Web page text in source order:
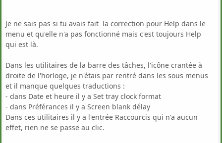
Je ne sais pas si tu avais fait la correction pour Help dans le
menu et qu'elle n'a pas fonctionné mais c'est toujours Help
qui est là.
Dans les utilitaires de la barre des tâches, l'icône crantée à
droite de l'horloge, je n'étais par rentré dans les sous menus
et il manque quelques traductions :
- dans Date et heure il y a Set tray clock format
- dans Préférances il y a Screen blank délay
Dans ces utilitaires il y a l'entrée Raccourcis qui n'a aucun
effet, rien ne se passe au clic.